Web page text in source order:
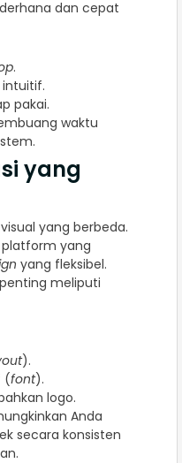
dan cepat
.
pakai.
waktu
yang
yang berbeda.
platform yang
yang fleksibel.
meliputi
).
(font).
logo.
Anda
secara konsisten